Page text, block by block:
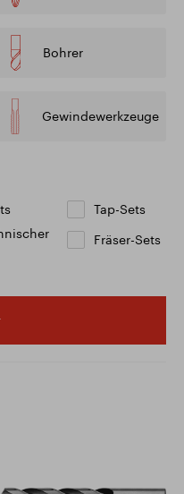
Bohrer
Gewindewerkzeuge
Tap-Sets
Fräser-Sets